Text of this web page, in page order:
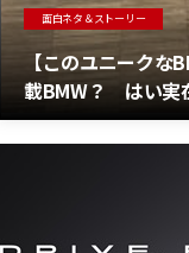
面白ネタ＆ストーリー
【このユニークな
載BMW？ はい実
ル BMW M5物語